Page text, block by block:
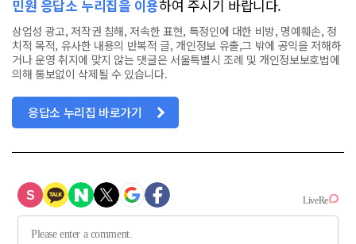
민원 응답소 누리집을 이용하여 주시기 바랍니다.
상업성 광고, 저작권 침해, 저속한 표현, 특정인에 대한 비방, 명예훼손, 정
치적 목적, 유사한 내용의 반복적 글, 개인정보 유출,그 밖에 공익을 저해하
거나 운영 취지에 맞지 않는 댓글은 서울특별시 조례 및 개인정보보호법에
의해 통보없이 삭제될 수 있습니다.
응답소 누리집 바로가기